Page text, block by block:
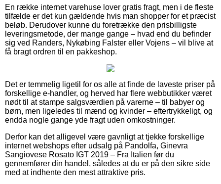
En række internet varehuse lover gratis fragt, men i de fleste
tilfælde er det kun gældende hvis man shopper for et præcist
beløb. Derudover kunne du foretrække den prisbilligste
leveringsmetode, der mange gange – hvad end du befinder
sig ved Randers, Nykøbing Falster eller Vojens – vil blive at
få bragt ordren til en pakkeshop.
Det er temmelig ligetil for os alle at finde de laveste priser på
forskellige e-handler, og herved har flere webbutikker været
nødt til at stampe salgsværdien på varerne – til babyer og
børn, men ligeledes til mænd og kvinder – eftertrykkeligt, og
endda nogle gange yde fragt uden omkostninger.
Derfor kan det alligevel være gavnligt at tjekke forskellige
internet webshops efter udsalg på Pandolfa, Ginevra
Sangiovese Rosato IGT 2019 – Fra Italien før du
gennemfører din handel, således at du er på den sikre side
med at indhente den mest attraktive pris.